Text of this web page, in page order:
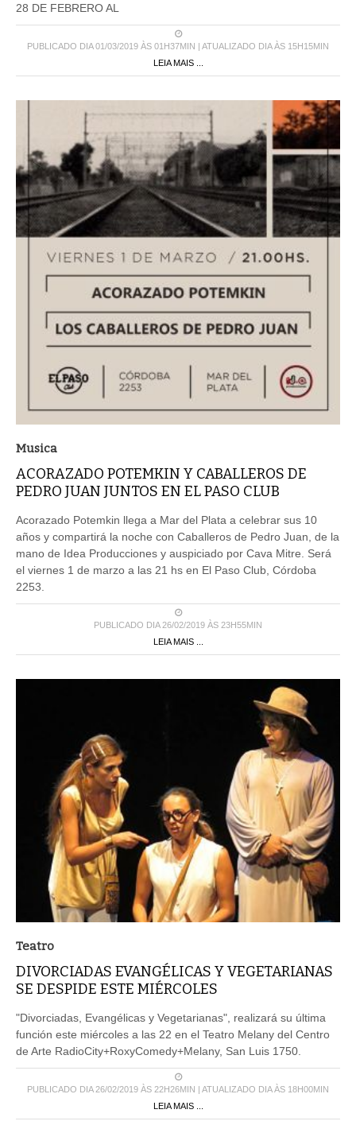
28 DE FEBRERO AL
PUBLICADO DIA 01/03/2019 ÀS 01H37MIN | ATUALIZADO DIA ÀS 15H15MIN
LEIA MAIS ...
Musica
ACORAZADO POTEMKIN Y CABALLEROS DE
PEDRO JUAN JUNTOS EN EL PASO CLUB
Acorazado Potemkin llega a Mar del Plata a celebrar sus 10
años y compartirá la noche con Caballeros de Pedro Juan, de la
mano de Idea Producciones y auspiciado por Cava Mitre. Será
el viernes 1 de marzo a las 21 hs en El Paso Club, Córdoba
2253.
PUBLICADO DIA 26/02/2019 ÀS 23H55MIN
LEIA MAIS ...
Teatro
DIVORCIADAS EVANGÉLICAS Y VEGETARIANAS
SE DESPIDE ESTE MIÉRCOLES
"Divorciadas, Evangélicas y Vegetarianas", realizará su última
función este miércoles a las 22 en el Teatro Melany del Centro
de Arte RadioCity+RoxyComedy+Melany, San Luis 1750.
PUBLICADO DIA 26/02/2019 ÀS 22H26MIN | ATUALIZADO DIA ÀS 18H00MIN
LEIA MAIS ...